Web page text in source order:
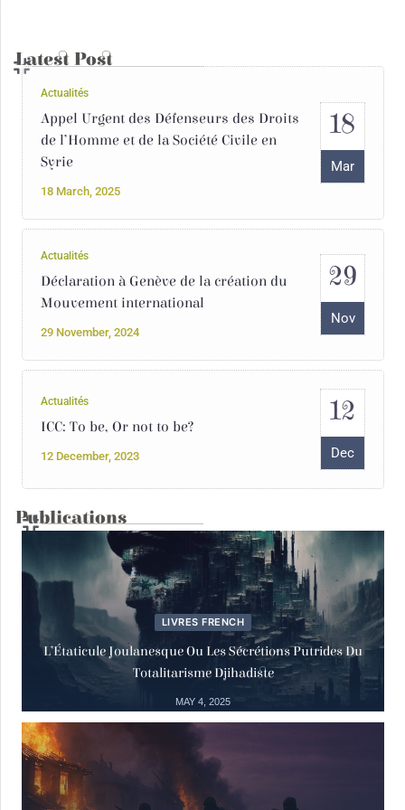
Latest Post
Actualités
Appel Urgent des Défenseurs des Droits
de l’Homme et de la Société Civile en
Syrie
18 March, 2025
18
Mar
Actualités
Déclaration à Genève de la création du
Mouvement international
29 November, 2024
29
Nov
Actualités
ICC: To be, Or not to be?
12 December, 2023
12
Dec
Actualités
Deal du siècle
02 March, 2020
02
Mar
Actualités
Dialogue-Réunion
15 March, 2019
15
Mar
Actualités
Publications
LIVRES FRENCH
L’Étaticule Joulanesque Ou Les Sécrétions Putrides Du
Totalitarisme Djihadiste
MAY 4, 2025